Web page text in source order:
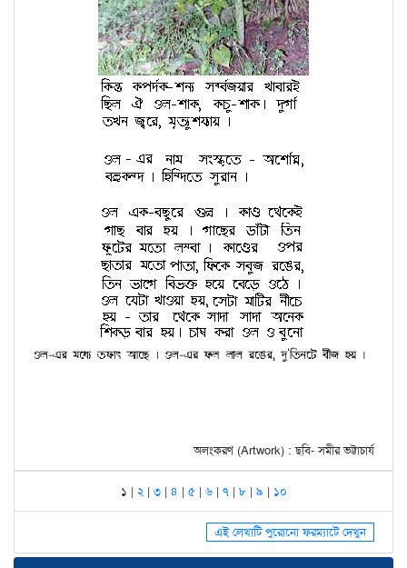
অলংকরণ (Artwork) : ছবি- সমীর ভট্টাচার্য
১ | ২ | ৩| ৪ | ৫ | ৬| ৭| ৮| ৯ | ১০
এই লেখাটি পুরোনো ফরম্যাটে দেখুন